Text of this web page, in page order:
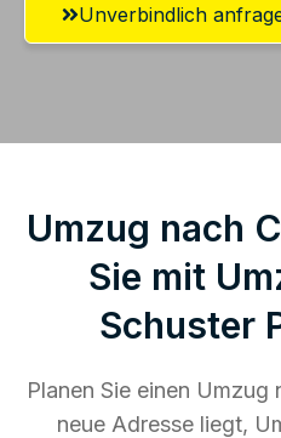
Unverbindlich
Umzug nach
Sie mit
Schuster
Planen Sie einen
neue Adresse liegt,